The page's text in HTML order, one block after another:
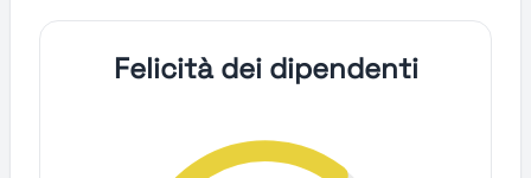
Felicità dei dipendenti